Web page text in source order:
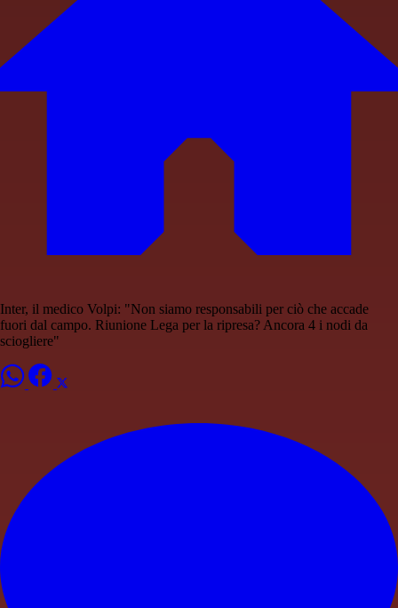
Inter, il medico Volpi: "Non siamo responsabili per ciò che accade
fuori dal campo. Riunione Lega per la ripresa? Ancora 4 i nodi da
sciogliere"